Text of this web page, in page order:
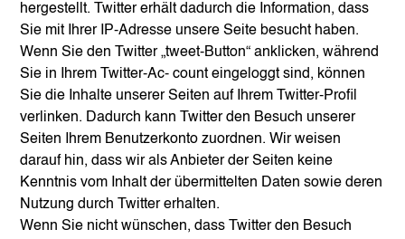
hergestellt. Twitter erhält dadurch die Information, dass
Sie mit Ihrer IP-Adresse unsere Seite besucht haben.
Wenn Sie den Twitter „tweet-Button“ anklicken, während
Sie in Ihrem Twitter-Ac- count eingeloggt sind, können
Sie die Inhalte unserer Seiten auf Ihrem Twitter-Profil
verlinken. Dadurch kann Twitter den Besuch unserer
Seiten Ihrem Benutzerkonto zuordnen. Wir weisen
darauf hin, dass wir als Anbieter der Seiten keine
Kenntnis vom Inhalt der übermittelten Daten sowie deren
Nutzung durch Twitter erhalten.
Wenn Sie nicht wünschen, dass Twitter den Besuch